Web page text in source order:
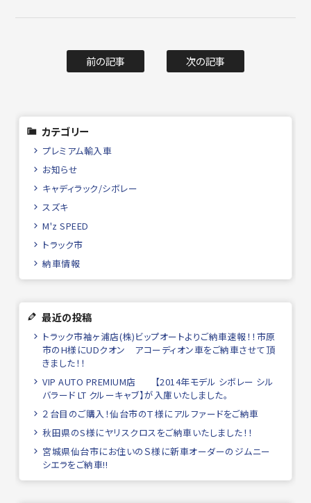
前の記事 次の記事
カテゴリー
プレミアム輸入車
お知らせ
キャディラック/シボレー
スズキ
M'z SPEED
トラック市
納車情報
最近の投稿
トラック市袖ヶ浦店(株)ビップオートよりご納車速報！！市原
市のH様にUDクオン アコーディオン車をご納車させて頂
きました！！
VIP AUTO PREMIUM店 【2014年モデル シボレー シル
バラード LT クルーキャブ】が入庫いたしました。
２台目のご購入！仙台市のＴ様にアルファードをご納車
秋田県のS様にヤリスクロスをご納車いたしました！！
宮城県仙台市にお住いのＳ様に新車オーダーのジムニー
シエラをご納車!!